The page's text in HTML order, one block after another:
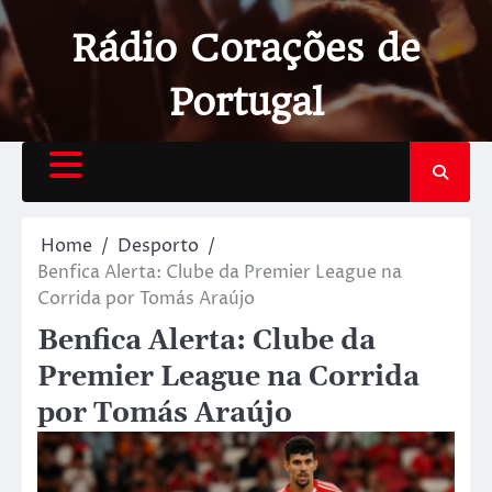
Rádio Corações de
Portugal
Home
Desporto
Benfica Alerta: Clube da Premier League na
Corrida por Tomás Araújo
Benfica Alerta: Clube da
Premier League na Corrida
por Tomás Araújo